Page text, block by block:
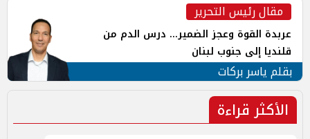
مقال رئيس التحرير
عربدة القوة وعجز الضمير... درس الدم من
قلنديا إلى جنوب لبنان
بقلم ياسر بركات
الأكثر قراءة